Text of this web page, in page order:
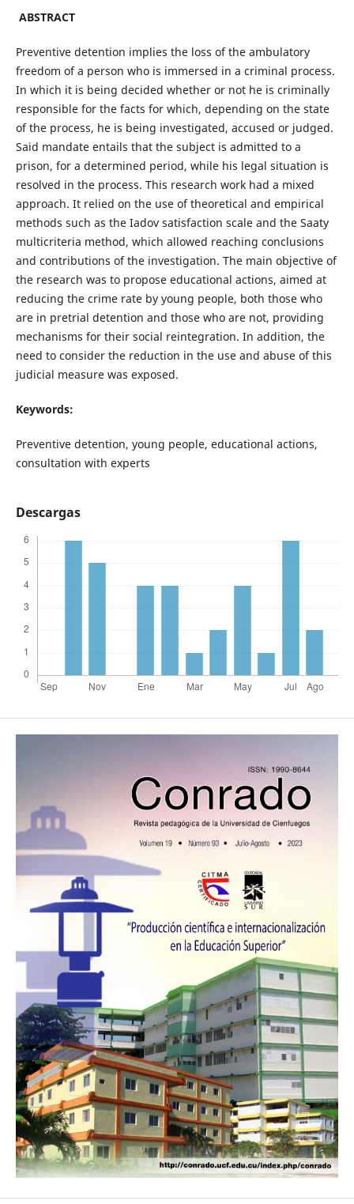
ABSTRACT
Preventive detention implies the loss of the ambulatory
freedom of a person who is immersed in a criminal process.
In which it is being decided whether or not he is criminally
responsible for the facts for which, depending on the state
of the process, he is being investigated, accused or judged.
Said mandate entails that the subject is admitted to a
prison, for a determined period, while his legal situation is
resolved in the process. This research work had a mixed
approach. It relied on the use of theoretical and empirical
methods such as the Iadov satisfaction scale and the Saaty
multicriteria method, which allowed reaching conclusions
and contributions of the investigation. The main objective of
the research was to propose educational actions, aimed at
reducing the crime rate by young people, both those who
are in pretrial detention and those who are not, providing
mechanisms for their social reintegration. In addition, the
need to consider the reduction in the use and abuse of this
judicial measure was exposed.
Keywords:
Preventive detention, young people, educational actions,
consultation with experts
Descargas